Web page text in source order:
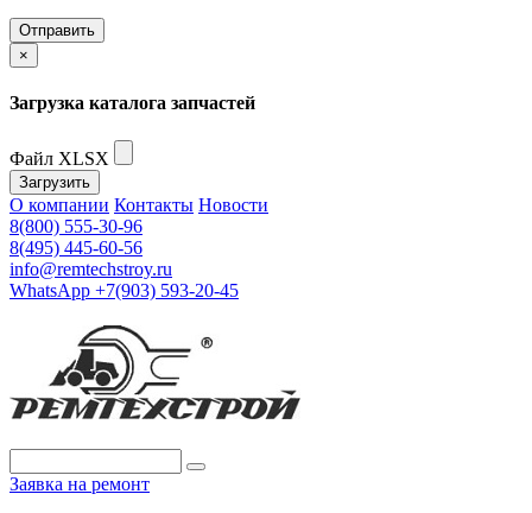
Отправить
×
Загрузка каталога запчастей
Файл XLSX
Загрузить
О компании Контакты Новости
8(800) 555-30-96
8(495) 445-60-56
info@remtechstroy.ru
WhatsApp +7(903) 593-20-45
Заявка на ремонт